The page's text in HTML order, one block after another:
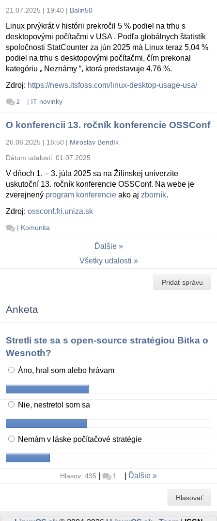
21.07.2025 | 19:40 | Balin50
Linux prvýkrát v histórii prekročil 5 % podiel na trhu s
desktopovými počítačmi v USA . Podľa globálnych štatistík
spoločnosti StatCounter za jún 2025 má Linux teraz 5,04 %
podiel na trhu s desktopovými počítačmi, čím prekonal
kategóriu „ Neznámy “, ktorá predstavuje 4,76 %.
Zdroj: https://news.itsfoss.com/linux-desktop-usage-usa/
2 | IT novinky
O konferencii 13. ročník konferencie OSSConf
26.06.2025 | 16:50 | Miroslav Bendík
Dátum udalosti: 01.07.2025
V dňoch 1. – 3. júla 2025 sa na Žilinskej univerzite
uskutoční 13. ročník konferencie OSSConf. Na webe je
zverejnený program konferencie ako aj zborník.
Zdroj: ossconf.fri.uniza.sk
| Komunita
Ďalšie
Všetky udalosti
Pridať správu
Anketa
Stretli ste sa s open-source stratégiou Bitka o
Wesnoth?
Áno, hral som alebo hrávam
Nie, nestretol som sa
Nemám v láske počítačové stratégie
Hlasov: 435 1 Ďalšie
Hlasovať